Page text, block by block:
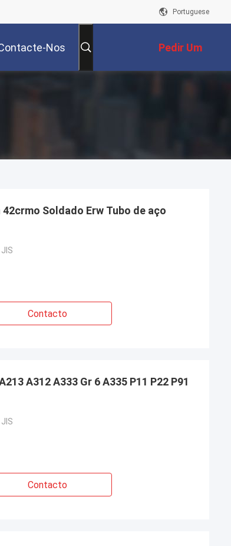
Portuguese
Nos Pedir Um
Orçamento
Soldado Erw Tubo de aço
JIS
Contacto
A312 A333 Gr 6 A335 P11 P22 P91
JIS
Contacto